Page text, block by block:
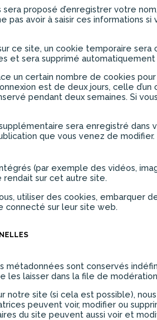
proposé d’enregistrer votre
pas avoir à saisir ces informations
ce site, un cookie temporaire
et sera supprimé
un certain nombre de cookies
est de deux jours, celle d’un
pendant deux semaines. Si
sera enregistré dans
que vous venez de modifier.
(par exemple des vidéos,
sur cet autre site.
utiliser des cookies, embarquer
connecté sur leur site web.
métadonnées sont conservés
les laisser dans la file de
notre site (si cela est possible),
peuvent voir, modifier ou
du site peuvent aussi voir et